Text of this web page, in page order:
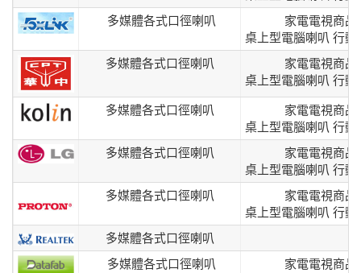
多媒體各式口徑喇叭
家電電視商
桌上型電腦喇叭 行
多媒體各式口徑喇叭
家電電視商
桌上型電腦喇叭 行
多媒體各式口徑喇叭
家電電視商
桌上型電腦喇叭 行
多媒體各式口徑喇叭
家電電視商
桌上型電腦喇叭 行
多媒體各式口徑喇叭
家電電視商
桌上型電腦喇叭 行
多媒體各式口徑喇叭
多媒體各式口徑喇叭
家電電視商